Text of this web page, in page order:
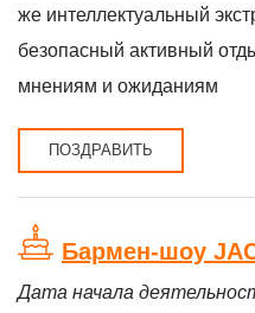
же интеллектуальный
безопасный активный
мнениям и ожиданиям
ПОЗДРАВИТЬ
Бармен-шоу
Дата начала